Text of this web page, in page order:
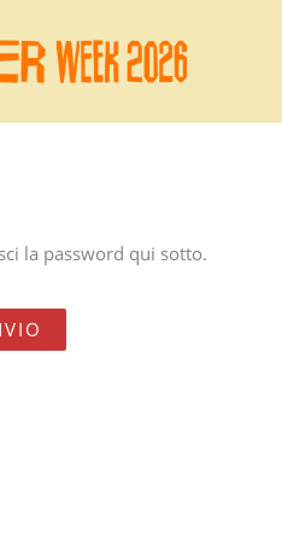
la password qui sotto.